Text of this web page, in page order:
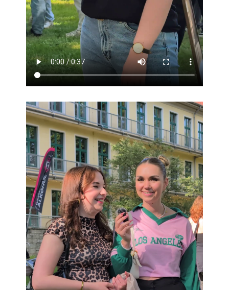
IKUS und InterKultiTreff
Kulturförderung
KreativWorkshops
Magdeburger Studierendentage
AnsprechpartnerInnen
Kinderbetreuung
Randzeitenbetreuung
Anmeldung
Nutzungsbedingungen
AnsprechpartnerInnen
Über uns
Infopoints & Beratungscenter
Beratungstermine im Überblick
Unsere Organisation
Verwaltungsrat
Personalrat
Lageplan
Dokumente
Stellenangebote
AnsprechpartnerInnen
Impressum